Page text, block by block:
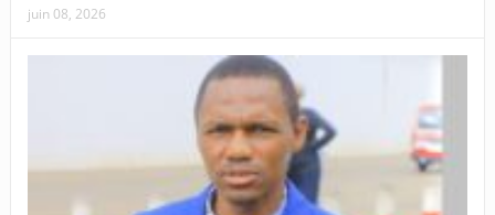
juin 08, 2026